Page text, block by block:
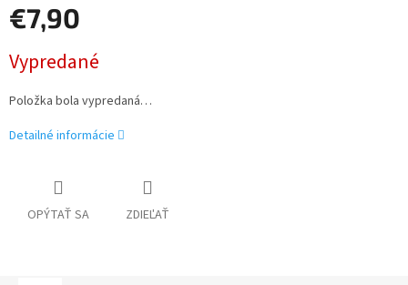
€7,90
cena:
Vypredané
Položka bola vypredaná…
Detailné informácie
OPÝTAŤ SA ZDIEĽAŤ